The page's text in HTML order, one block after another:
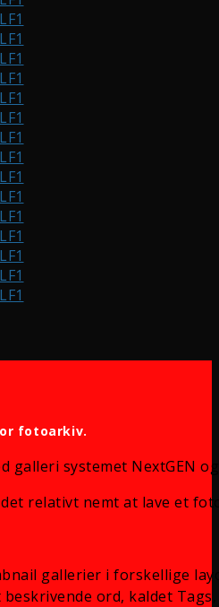
fotoarkiv.
galleri systemet NextGEN
relativt nemt at lave et
gallerier i forskellige
ord, kaldet